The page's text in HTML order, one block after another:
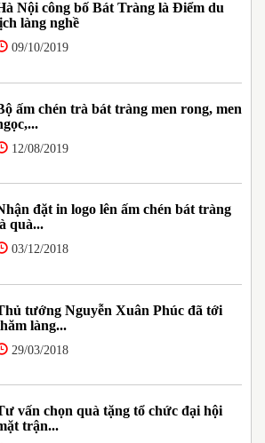
Nội công bố Bát Tràng là Điểm du
làng nghề
09/10/2019
ấm chén trà bát tràng men rong, men
12/08/2019
đặt in logo lên ấm chén bát tràng
quà...
03/12/2018
tướng Nguyễn Xuân Phúc đã tới
làng...
29/03/2018
vấn chọn quà tặng tổ chức đại hội
trận...